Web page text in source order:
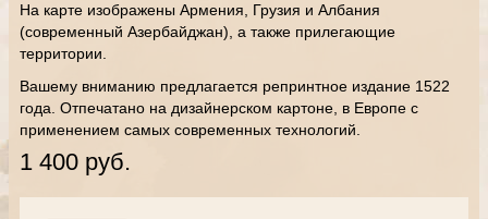
На карте изображены Армения, Грузия и Албания
(современный Азербайджан), а также прилегающие
территории.
Вашему вниманию предлагается репринтное издание 1522
года. Отпечатано на дизайнерском картоне, в Европе с
применением самых современных технологий.
1 400 руб.